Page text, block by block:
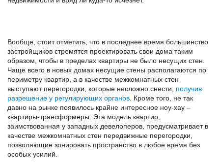
Вообще, стоит отметить, что в последнее время большинство
застройщиков стремятся проектировать свои дома таким
образом, чтобы в пределах квартиры не было несущих стен.
Чаще всего в новых домах несущие стены располагаются по
периметру квартир, а в качестве межкомнатных стен
выступают перегородки, которые несложно снести, получив
разрешение у регулирующих органов . Кроме того, не так
давно на рынке появилось крайне интересное ноу-хау –
квартиры-трансформеры. Эта модель квартир,
заимствованная у западных девелоперов, предусматривает в
качестве межкомнатных стен передвижные перегородки,
позволяющие зонировать пространство в любое время без
особых усилий.